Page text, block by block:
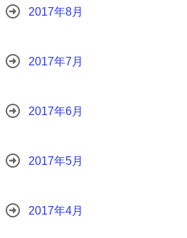
2017年8月
2017年7月
2017年6月
2017年5月
2017年4月